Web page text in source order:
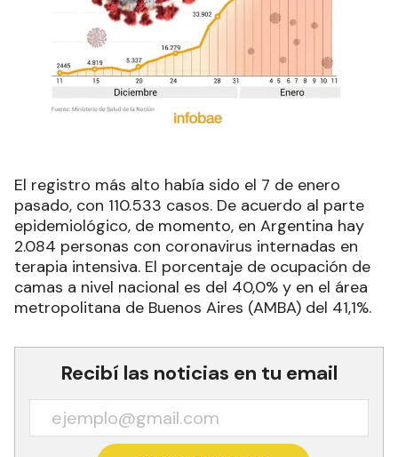
El registro más alto había sido el 7 de enero
pasado, con 110.533 casos. De acuerdo al parte
epidemiológico, de momento, en Argentina hay
2.084 personas con coronavirus internadas en
terapia intensiva. El porcentaje de ocupación de
camas a nivel nacional es del 40,0% y en el área
metropolitana de Buenos Aires (AMBA) del 41,1%.
Recibí las noticias en tu email